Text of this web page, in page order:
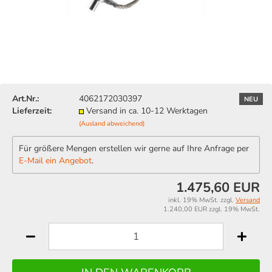
NEU
Art.Nr.:
4062172030397
Lieferzeit:
Versand in ca. 10-12 Werktagen
(Ausland abweichend)
Für größere Mengen erstellen wir gerne auf Ihre Anfrage per
E-Mail ein Angebot.
1.475,60 EUR
inkl. 19% MwSt. zzgl. Versand
1.240,00 EUR zzgl. 19% MwSt.